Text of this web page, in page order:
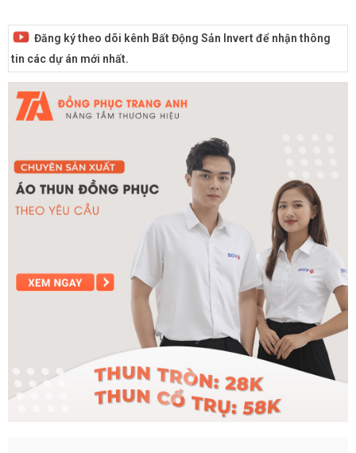
Đăng ký theo dõi kênh Bất Động Sản Invert để nhận thông
tin các dự án mới nhất.